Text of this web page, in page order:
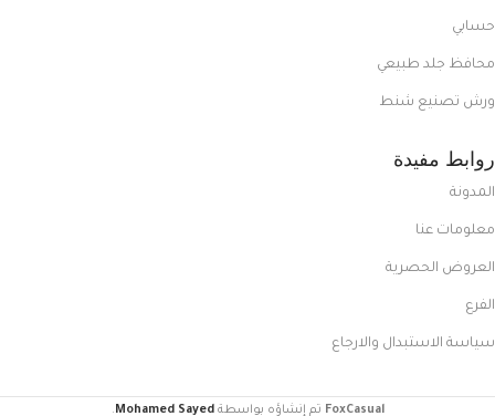
حسابي
محافظ جلد طبيعي
ورش تصنيع شنط
روابط مفيدة
المدونة
معلومات عنا
العروض الحصرية
الفرع
سياسة الاستبدال والارجاع
FoxCasual تم إنشاؤه بواسطةMohamed Sayed
.